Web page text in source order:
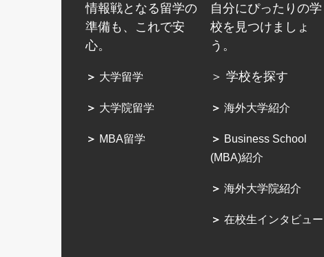
情報戦となる留学の
準備も、これで安
心。
＞ 大学留学
＞ 大学院留学
＞ MBA留学
自分にぴったりの学
校を見つけましょ
う。
＞ 学校を探す
＞ 海外大学紹介
＞ Business School
(MBA)紹介
＞ 海外大学院紹介
＞ 在校生インタビュー